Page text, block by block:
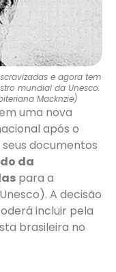
e agora tem
mundial da Unesco.
Macknzie)
uma nova
após o
documentos
da
para a
A decisão
incluir pela
brasileira no